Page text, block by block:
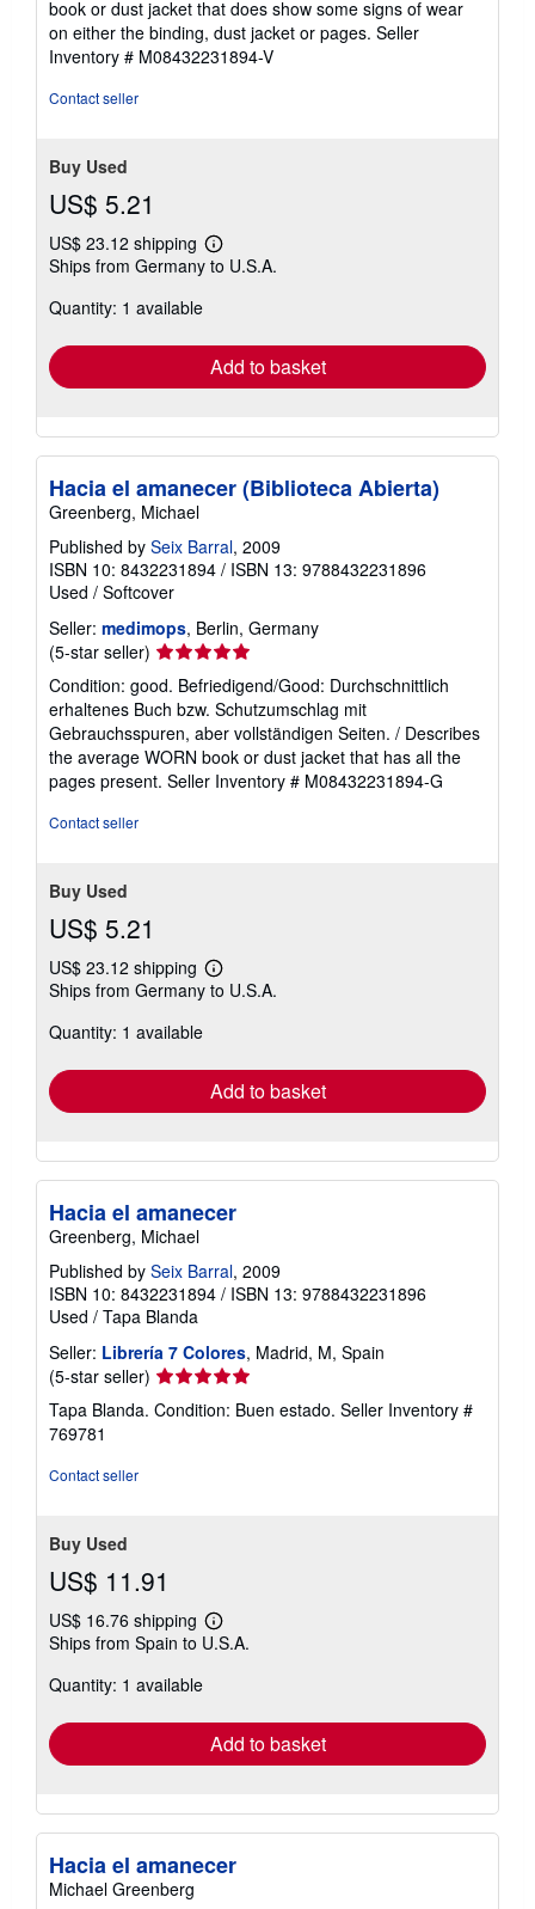
5
stars
book or dust jacket that does show some signs of wear
on either the binding, dust jacket or pages. Seller
Inventory # M08432231894-V
Contact seller
Buy Used
US$ 5.21
US$ 23.12 shipping
Learn
more
Ships from Germany to U.S.A.
Quantity: 1 available
Add to basket
Hacia el amanecer (Biblioteca Abierta)
Greenberg, Michael
Published by Seix Barral, 2009
ISBN 10: 8432231894 / ISBN 13: 9788432231896
Used / Softcover
Seller: medimops, Berlin, Germany
(5-star seller) Seller
rating
5
out
of
5
stars
Condition: good. Befriedigend/Good: Durchschnittlich
erhaltenes Buch bzw. Schutzumschlag mit
Gebrauchsspuren, aber vollständigen Seiten. / Describes
the average WORN book or dust jacket that has all the
pages present. Seller Inventory # M08432231894-G
Contact seller
Buy Used
US$ 5.21
US$ 23.12 shipping
Learn
more
Ships from Germany to U.S.A.
Quantity: 1 available
Add to basket
Hacia el amanecer
Greenberg, Michael
Published by Seix Barral, 2009
ISBN 10: 8432231894 / ISBN 13: 9788432231896
Used / Tapa Blanda
Seller: Librería 7 Colores, Madrid, M, Spain
(5-star seller) Seller
rating
5
Tapa Blanda. Condition: Buen estado. Seller Inventory #
769781
Contact seller
Buy Used
US$ 11.91
US$ 16.76 shipping
Learn
more
Ships from Spain to U.S.A.
Quantity: 1 available
Add to basket
Hacia el amanecer
Michael Greenberg